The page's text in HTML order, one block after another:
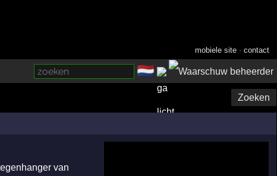
mobiele site ·contact
🇳🇱
Zoeken
van